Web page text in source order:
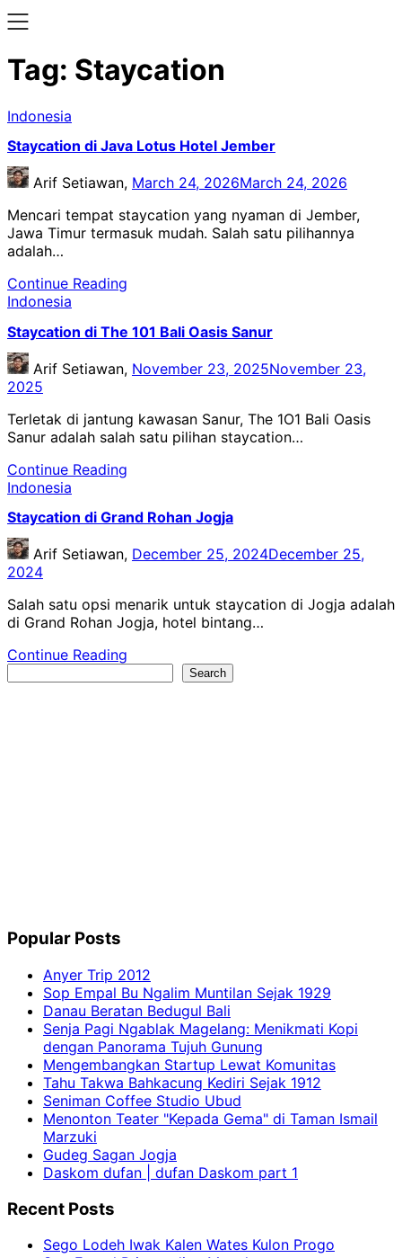
Tag: Staycation
Indonesia
Staycation di Java Lotus Hotel Jember
Arif Setiawan, March 24, 2026March 24, 2026
Mencari tempat staycation yang nyaman di Jember,
Jawa Timur termasuk mudah. Salah satu pilihannya
adalah…
Continue Reading
Indonesia
Staycation di The 101 Bali Oasis Sanur
Arif Setiawan, November 23, 2025November 23,
2025
Terletak di jantung kawasan Sanur, The 1O1 Bali Oasis
Sanur adalah salah satu pilihan staycation…
Continue Reading
Indonesia
Staycation di Grand Rohan Jogja
Arif Setiawan, December 25, 2024December 25,
2024
Salah satu opsi menarik untuk staycation di Jogja adalah
di Grand Rohan Jogja, hotel bintang…
Continue Reading
Search
Popular Posts
Anyer Trip 2012
Sop Empal Bu Ngalim Muntilan Sejak 1929
Danau Beratan Bedugul Bali
Senja Pagi Ngablak Magelang: Menikmati Kopi
dengan Panorama Tujuh Gunung
Mengembangkan Startup Lewat Komunitas
Tahu Takwa Bahkacung Kediri Sejak 1912
Seniman Coffee Studio Ubud
Menonton Teater "Kepada Gema" di Taman Ismail
Marzuki
Gudeg Sagan Jogja
Daskom dufan | dufan Daskom part 1
Recent Posts
Sego Lodeh Iwak Kalen Wates Kulon Progo